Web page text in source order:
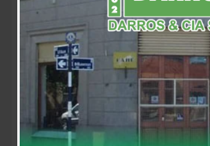
1 año atrás Fm Alpha